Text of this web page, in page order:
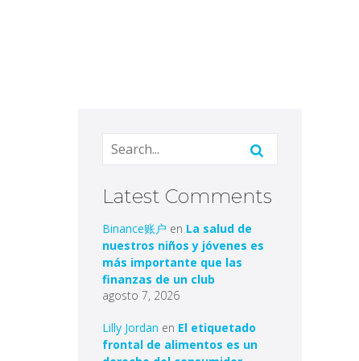
Latest Comments
Binance账户 en La salud de
nuestros niños y jóvenes es
más importante que las
finanzas de un club
agosto 7, 2026
Lilly Jordan en El etiquetado
frontal de alimentos es un